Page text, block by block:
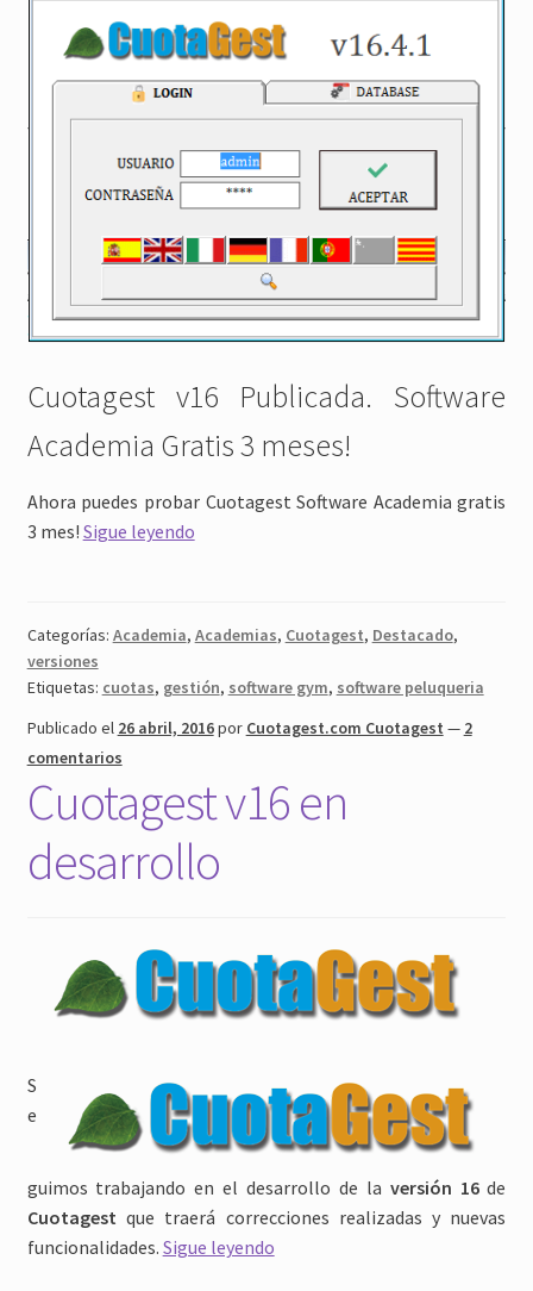
Cuotagest v16 Publicada. Software
Academia Gratis 3 meses!
Ahora puedes probar Cuotagest Software Academia gratis
3 mes! Sigue leyendoSoftware
Categorías: Academia, Academias, Cuotagest, Destacado,
versiones
Etiquetas: cuotas, gestión, software gym, software peluqueria
Publicado el 26 abril, 2016por Cuotagest.com Cuotagest — 2
comentarios
Cuotagest v16 en
desarrollo
S
e
guimos trabajando en el desarrollo de la versión 16de
Cuotagest que traerá correcciones realizadas y nuevas
funcionalidades. Sigue leyendoCuotagest